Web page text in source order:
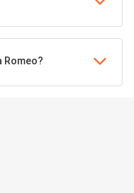
Romeo?